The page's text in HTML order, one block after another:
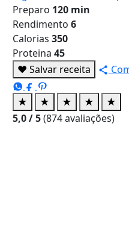
Preparo 120 min
Rendimento 6
Calorias 350
Proteina 45
♥ Salvar receita
★ ★ ★ ★
★
5,0/ 5(874avaliações)